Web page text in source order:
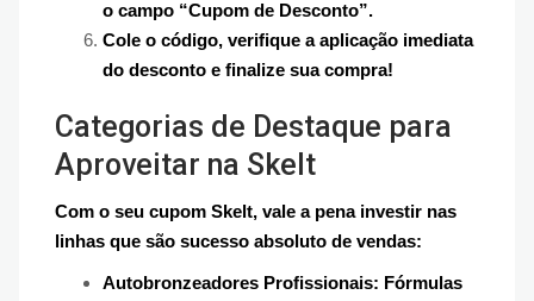
o campo “Cupom de Desconto”.
Cole o código, verifique a aplicação imediata
do desconto e finalize sua compra!
Categorias de Destaque para
Aproveitar na Skelt
Com o seu cupom Skelt, vale a pena investir nas
linhas que são sucesso absoluto de vendas:
Autobronzeadores Profissionais: Fórmulas